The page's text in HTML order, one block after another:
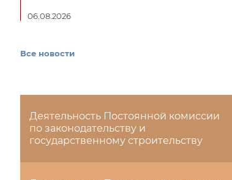
06.08.2026
Все новости
Деятельность Постоянной комиссии
по законодательству и
государственному строительству